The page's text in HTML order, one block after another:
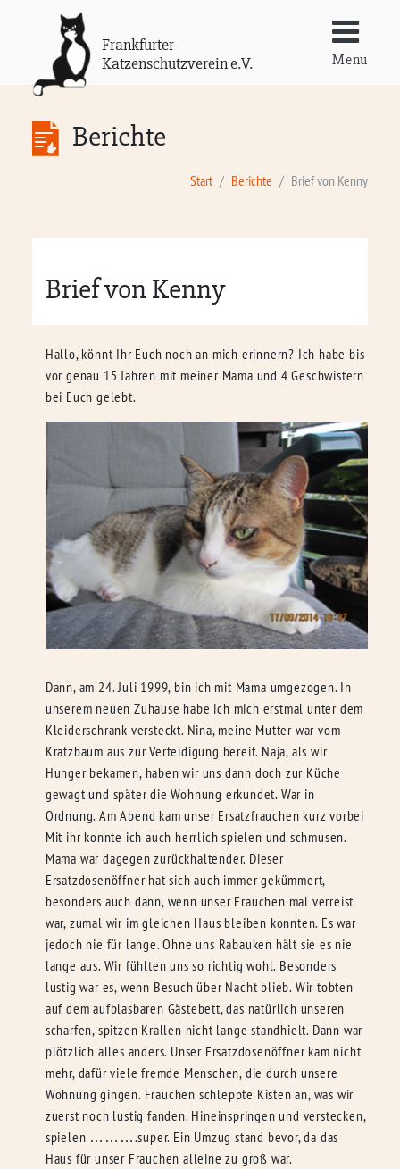
Frankfurter
Katzenschutzverein e.V.
Menu
Berichte
Start Berichte Brief von Kenny
Brief von Kenny
Hallo, könnt Ihr Euch noch an mich erinnern? Ich habe bis
vor genau 15 Jahren mit meiner Mama und 4 Geschwistern
bei Euch gelebt.
Dann, am 24. Juli 1999, bin ich mit Mama umgezogen. In
unserem neuen Zuhause habe ich mich erstmal unter dem
Kleiderschrank versteckt. Nina, meine Mutter war vom
Kratzbaum aus zur Verteidigung bereit. Naja, als wir
Hunger bekamen, haben wir uns dann doch zur Küche
gewagt und später die Wohnung erkundet. War in
Ordnung. Am Abend kam unser Ersatzfrauchen kurz vorbei
Mit ihr konnte ich auch herrlich spielen und schmusen.
Mama war dagegen zurückhaltender. Dieser
Ersatzdosenöffner hat sich auch immer gekümmert,
besonders auch dann, wenn unser Frauchen mal verreist
war, zumal wir im gleichen Haus bleiben konnten. Es war
jedoch nie für lange. Ohne uns Rabauken hält sie es nie
lange aus. Wir fühlten uns so richtig wohl. Besonders
lustig war es, wenn Besuch über Nacht blieb. Wir tobten
auf dem aufblasbaren Gästebett, das natürlich unseren
scharfen, spitzen Krallen nicht lange standhielt. Dann war
plötzlich alles anders. Unser Ersatzdosenöffner kam nicht
mehr, dafür viele fremde Menschen, die durch unsere
Wohnung gingen. Frauchen schleppte Kisten an, was wir
zuerst noch lustig fanden. Hineinspringen und verstecken,
spielen ……….super. Ein Umzug stand bevor, da das
Haus für unser Frauchen alleine zu groß war.